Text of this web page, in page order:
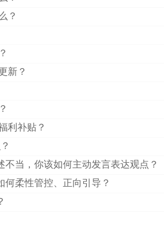
？
新？
利补贴？
当，你该如何主动发言表达观点？
何柔性管控、正向引导？